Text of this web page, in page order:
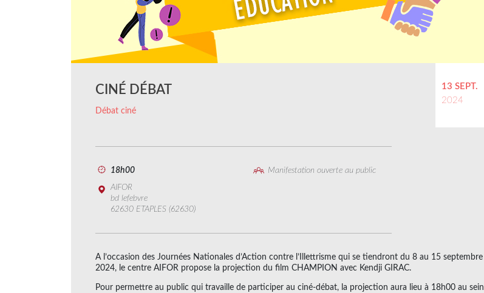
13 SEPT.
2024
CINÉ DÉBAT
Débat ciné
18h00
Manifestation ouverte au public
AIFOR
bd lefebvre
62630 ETAPLES (62630)
A l’occasion des Journées Nationales d’Action contre l’Illettrisme qui se tiendront du 8 au 15 septembre
2024, le centre AIFOR propose la projection du film CHAMPION avec Kendji GIRAC.
Pour permettre au public qui travaille de participer au ciné-débat, la projection aura lieu à 18h00 au sein